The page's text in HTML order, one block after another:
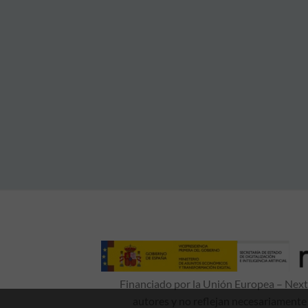
Financiado por la Unión Europea –